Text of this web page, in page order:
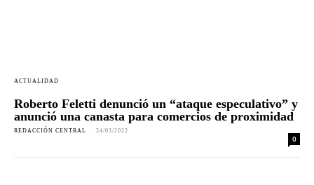
ACTUALIDAD
Roberto Feletti denunció un “ataque especulativo” y
anunció una canasta para comercios de proximidad
REDACCIÓN CENTRAL - 24/03/2022
0